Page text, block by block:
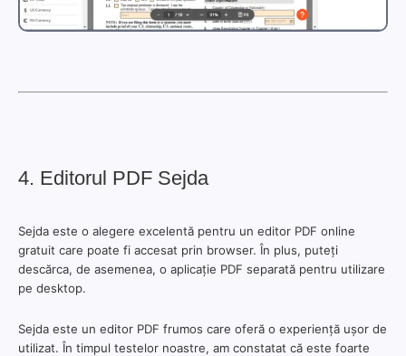
4. Editorul PDF Sejda
Sejda este o alegere excelentă pentru un editor PDF online
gratuit care poate fi accesat prin browser. În plus, puteți
descărca, de asemenea, o aplicație PDF separată pentru utilizare
pe desktop.
Sejda este un editor PDF frumos care oferă o experiență ușor de
utilizat. În timpul testelor noastre, am constatat că este foarte